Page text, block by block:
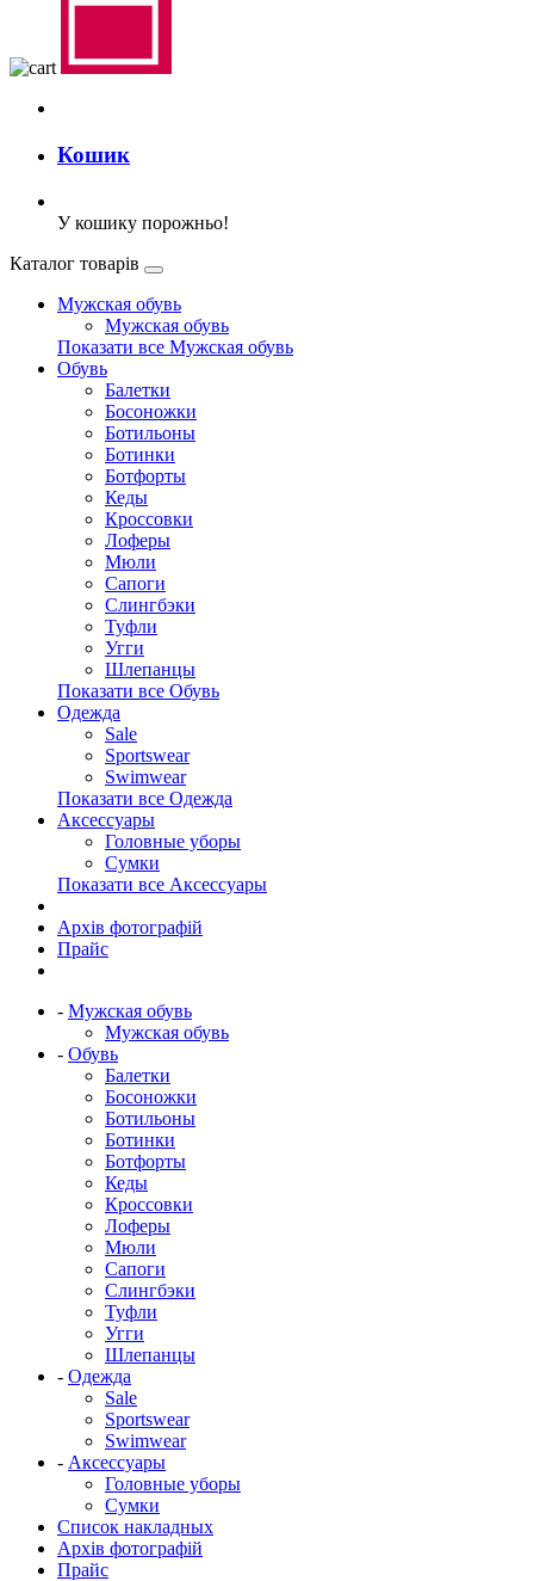
Кошик
У кошику порожньо!
Каталог товарів
Мужская обувь
Мужская обувь
Показати все Мужская обувь
Обувь
Балетки
Босоножки
Ботильоны
Ботинки
Ботфорты
Кеды
Кроссовки
Лоферы
Мюли
Сапоги
Слингбэки
Туфли
Угги
Шлепанцы
Показати все Обувь
Одежда
Sale
Sportswear
Swimwear
Показати все Одежда
Аксессуары
Головные уборы
Сумки
Показати все Аксессуары
Архів фотографій
Прайс
- Мужская обувь
Мужская обувь
- Обувь
Балетки
Босоножки
Ботильоны
Ботинки
Ботфорты
Кеды
Кроссовки
Лоферы
Мюли
Сапоги
Слингбэки
Туфли
Угги
Шлепанцы
- Одежда
Sale
Sportswear
Swimwear
- Аксессуары
Головные уборы
Сумки
Список накладных
Архів фотографій
Прайс